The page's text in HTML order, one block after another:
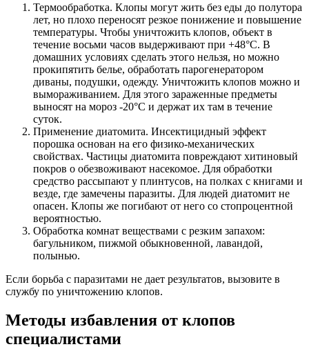
Термообработка. Клопы могут жить без еды до полутора
лет, но плохо переносят резкое понижение и повышение
температуры. Чтобы уничтожить клопов, объект в
течение восьми часов выдерживают при +48°С. В
домашних условиях сделать этого нельзя, но можно
прокипятить белье, обработать парогенератором
диваны, подушки, одежду. Уничтожить клопов можно и
вымораживанием. Для этого зараженные предметы
выносят на мороз -20°С и держат их там в течение
суток.
Применение диатомита. Инсектицидный эффект
порошка основан на его физико-механических
свойствах. Частицы диатомита повреждают хитиновый
покров о обезвоживают насекомое. Для обработки
средство рассыпают у плинтусов, на полках с книгами и
везде, где замечены паразиты. Для людей диатомит не
опасен. Клопы же погибают от него со стопроцентной
вероятностью.
Обработка комнат веществами с резким запахом:
багульником, пижмой обыкновенной, лавандой,
полынью.
Если борьба с паразитами не дает результатов, вызовите в
службу по уничтожению клопов.
Методы избавления от клопов
специалистами